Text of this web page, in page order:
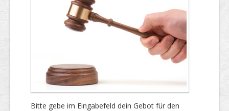
Bitte gebe im Eingabefeld dein Gebot für den